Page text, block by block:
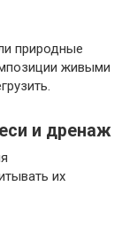
природные
живыми
и дренаж
их